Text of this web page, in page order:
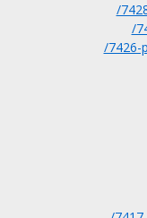
/
/
/7426-